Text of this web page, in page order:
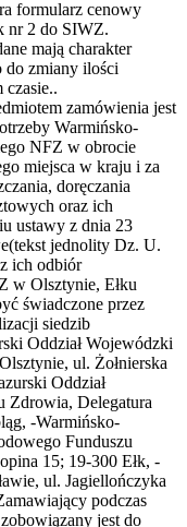
formularz cenowy
nr 2 do SIWZ.
mają charakter
do zmiany ilości
czasie..
zamówienia jest
Warmińsko-
NFZ w obrocie
miejsca w kraju i za
doręczania
oraz ich
ustawy z dnia 23
jednolity Dz. U.
ich odbiór
w Olsztynie, Ełku
świadczone przez
siedzib
Oddział Wojewódzki
ul. Żołnierska
Oddział
Zdrowia, Delegatura
-Warmińsko-
Funduszu
15; 19-300 Ełk, -
ul. Jagiellończyka
podczas
jest do